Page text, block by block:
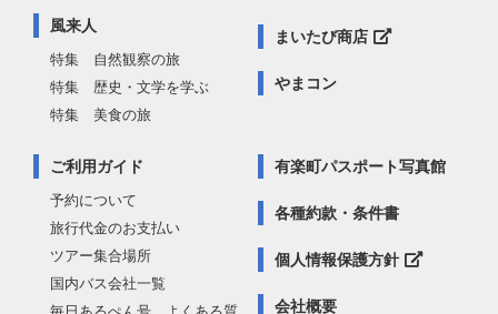
風来人
特集 自然観察の旅
特集 歴史・文学を学ぶ
特集 美食の旅
まいたび商店
やまコン
ご利用ガイド
予約について
旅行代金のお支払い
ツアー集合場所
国内バス会社一覧
有楽町パスポート写真館
各種約款・条件書
個人情報保護方針
会社概要